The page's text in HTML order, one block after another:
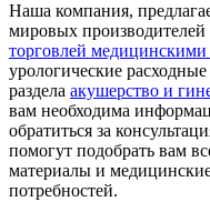
Наша компания,
мировых производителей
торговлей медицинскими
урологические
раздела акушерство и
вам необходима
обратиться за
помогут подобрать вам
материалы и
потребностей.